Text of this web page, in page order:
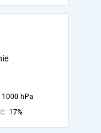
1000 hPa
17%